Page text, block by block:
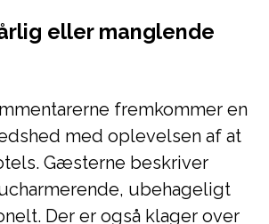
eller manglende
fremkommer en
med oplevelsen af at
Gæsterne beskriver
ubehageligt
Der er også klager over